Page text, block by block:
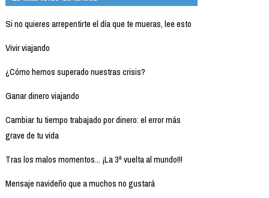
Si no quieres arrepentirte el día que te mueras, lee esto
Vivir viajando
¿Cómo hemos superado nuestras crisis?
Ganar dinero viajando
Cambiar tu tiempo trabajado por dinero: el error más
grave de tu vida
Tras los malos momentos... ¡La 3ª vuelta al mundo!!!
Mensaje navideño que a muchos no gustará